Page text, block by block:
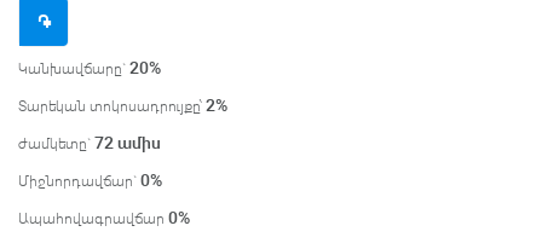
֌
Կանխավճարը`20%
Տարեկան տոկոսադրույքը՝2%
ժամկետը`72ամիս
Միջնորդավճար`0%
Ապահովագրավճար 0%